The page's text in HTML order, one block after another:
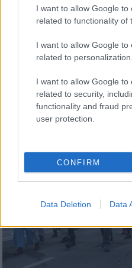
I want to allow Google to
related to functionality of
I want to allow Google to
related to personalization.
I want to allow Google to
related to security,
functionality and fraud
user protection.
CONFIRM
Data Deletion Data
εργαζόμενο
Τον έστειλαν στο
Το περιστατικό
λεωφόρο του
καταγγελία